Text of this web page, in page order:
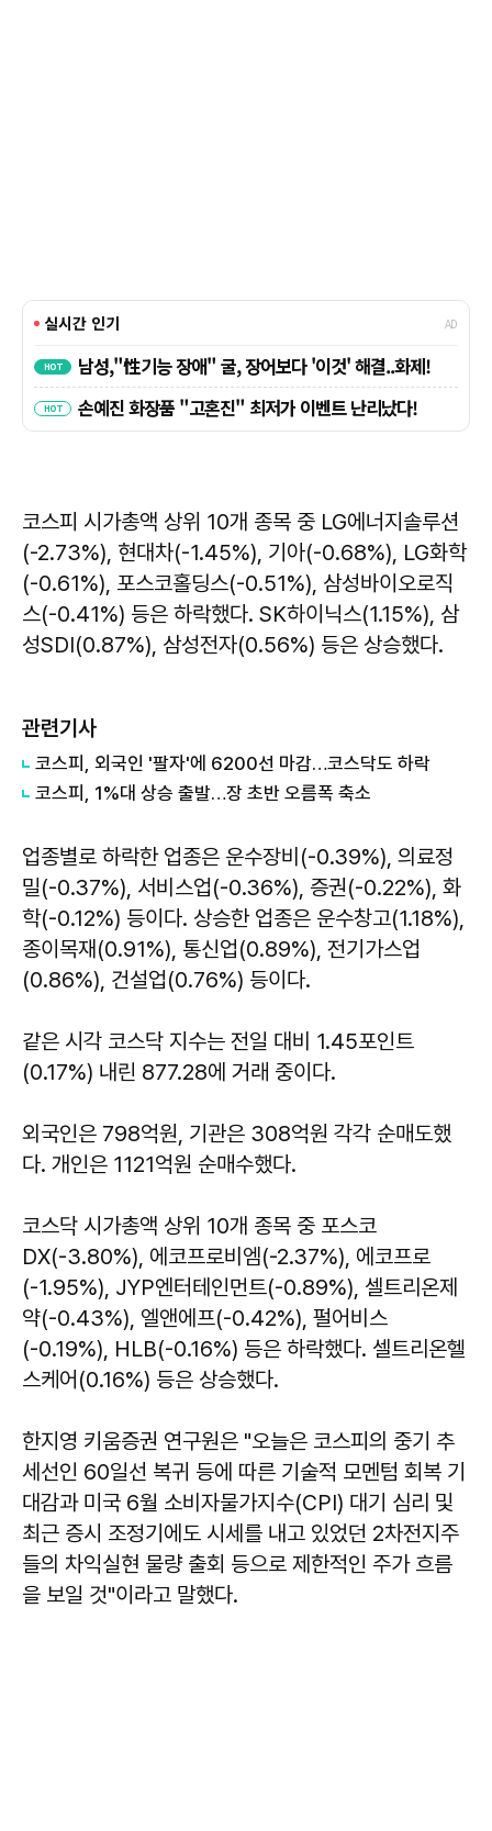
코스피 시가총액 상위 10개 종목 중 LG에너지솔루션
(-2.73%), 현대차(-1.45%), 기아(-0.68%), LG화학
(-0.61%), 포스코홀딩스(-0.51%), 삼성바이오로직
스(-0.41%) 등은 하락했다. SK하이닉스(1.15%), 삼
성SDI(0.87%), 삼성전자(0.56%) 등은 상승했다.
관련기사
코스피, 외국인 '팔자'에 6200선 마감…코스닥도 하락
코스피, 1%대 상승 출발…장 초반 오름폭 축소
업종별로 하락한 업종은 운수장비(-0.39%), 의료정
밀(-0.37%), 서비스업(-0.36%), 증권(-0.22%), 화
학(-0.12%) 등이다. 상승한 업종은 운수창고(1.18%),
종이목재(0.91%), 통신업(0.89%), 전기가스업
(0.86%), 건설업(0.76%) 등이다.
같은 시각 코스닥 지수는 전일 대비 1.45포인트
(0.17%) 내린 877.28에 거래 중이다.
외국인은 798억원, 기관은 308억원 각각 순매도했
다. 개인은 1121억원 순매수했다.
코스닥 시가총액 상위 10개 종목 중 포스코
DX(-3.80%), 에코프로비엠(-2.37%), 에코프로
(-1.95%), JYP엔터테인먼트(-0.89%), 셀트리온제
약(-0.43%), 엘앤에프(-0.42%), 펄어비스
(-0.19%), HLB(-0.16%) 등은 하락했다. 셀트리온헬
스케어(0.16%) 등은 상승했다.
한지영 키움증권 연구원은 "오늘은 코스피의 중기 추
세선인 60일선 복귀 등에 따른 기술적 모멘텀 회복 기
대감과 미국 6월 소비자물가지수(CPI) 대기 심리 및
최근 증시 조정기에도 시세를 내고 있었던 2차전지주
들의 차익실현 물량 출회 등으로 제한적인 주가 흐름
을 보일 것"이라고 말했다.